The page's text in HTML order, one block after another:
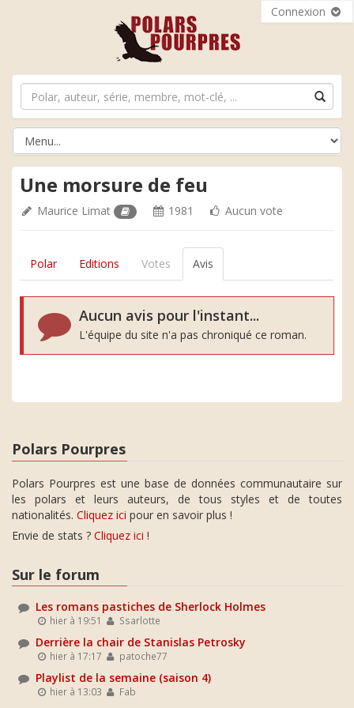
Connexion
Une morsure de feu
Maurice Limat 1981 Aucun vote
Polar Editions Votes Avis
Aucun avis pour l'instant...
L'équipe du site n'a pas chroniqué ce roman.
Polars Pourpres
Polars Pourpres est une base de données communautaire sur
les polars et leurs auteurs, de tous styles et de toutes
nationalités. Cliquez ici pour en savoir plus !
Envie de stats ? Cliquez ici !
Sur le forum
Les romans pastiches de Sherlock Holmes
hier à 19:51 Ssarlotte
Derrière la chair de Stanislas Petrosky
hier à 17:17 patoche77
Playlist de la semaine (saison 4)
hier à 13:03 Fab